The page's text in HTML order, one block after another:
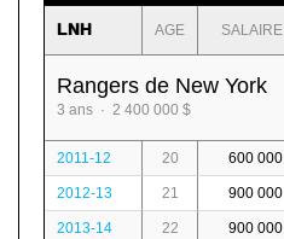
LNH AGE SALAIRE
Rangers de New York
3 ans · 2 400 000 $
2011-12 20 600 000
2012-13 21 900 000
2013-14 22 900 000